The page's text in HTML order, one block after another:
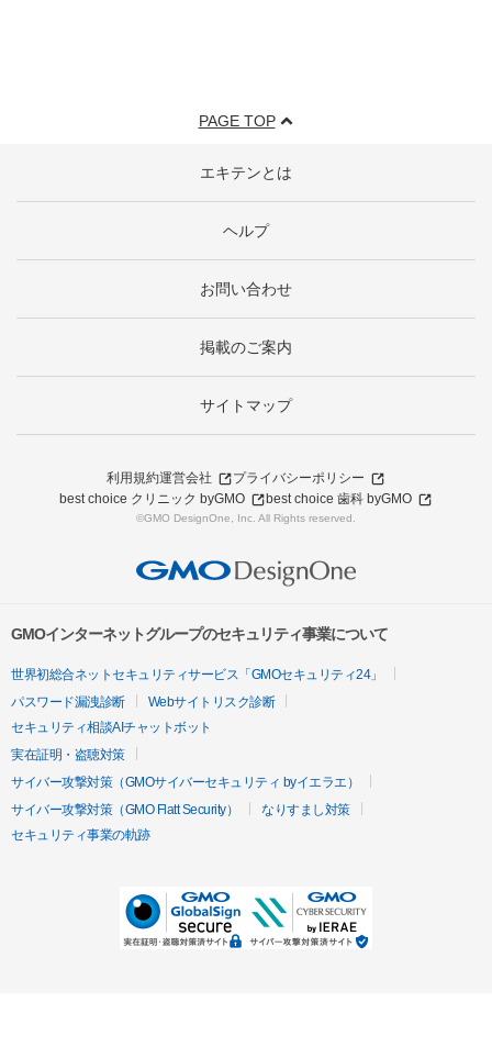
PAGE TOP
エキテンとは
ヘルプ
お問い合わせ
掲載のご案内
サイトマップ
利用規約運営会社
プライバシーポリシー
best choice クリニック byGMO
best choice 歯科 byGMO
©GMO DesignOne, Inc. All Rights reserved.
GMOインターネットグループのセキュリティ事業について
世界初総合ネットセキュリティサービス「GMOセキュリティ24」
パスワード漏洩診断
Webサイトリスク診断
セキュリティ相談AIチャットボット
実在証明・盗聴対策
サイバー攻撃対策（GMOサイバーセキュリティ byイエラエ）
サイバー攻撃対策（GMO Flatt Security）
なりすまし対策
セキュリティ事業の軌跡